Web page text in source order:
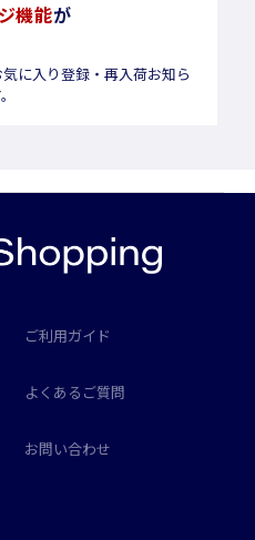
機能が
に入り登録・再入荷お知ら
ご利用ガイド
よくあるご質問
お問い合わせ